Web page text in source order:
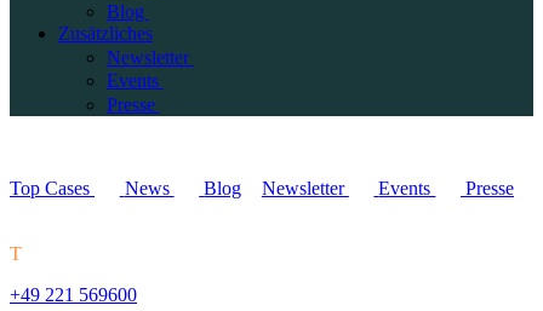
Blog
Zusätzliches
Newsletter
Events
Presse
Top Cases News Blog Newsletter Events Presse
T
+49 221 569600